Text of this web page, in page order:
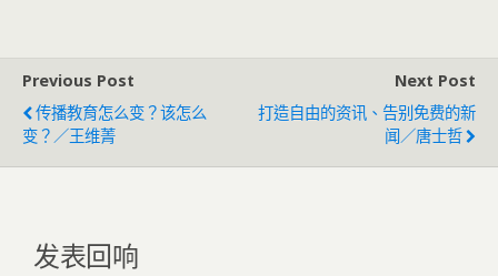
Previous Post
传播教育怎么变？该怎么
变？／王维菁
Next Post
打造自由的资讯、告别免费的新
闻／唐士哲
发表回响